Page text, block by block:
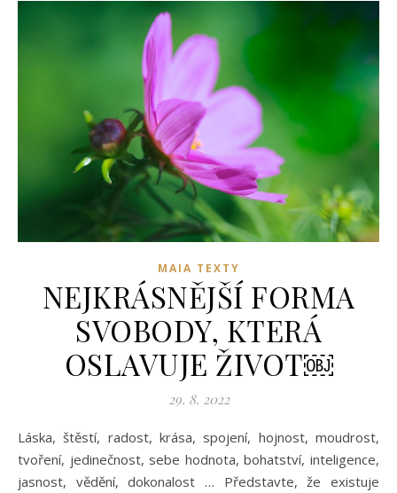
MAIA TEXTY
NEJKRÁSNĚJŠÍ FORMA
SVOBODY, KTERÁ
OSLAVUJE ŽIVOT￼
29. 8. 2022
Láska, štěstí, radost, krása, spojení, hojnost, moudrost,
tvoření, jedinečnost, sebe hodnota, bohatství, inteligence,
jasnost, vědění, dokonalost … Představte, že existuje